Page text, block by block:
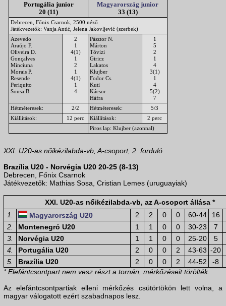
Portugália junior
20 (11)
Magyarország junior
33 (13)
Debrecen, Főnix Csarnok, 2500 néző
Játékvezetők: Vanja Antić, Jelena Jakovljević (szerbek)
Azevedo
Araújo F.
Oliveira D.
Gonçalves
Minciuna
Morais P.
Resende
Periquito
Sousa B.
2
1
4(1)
1
2
1
4(1)
1
4
Pásztor N.
Márton
Tóvizi
Giricz
Lakatos
Klujber
Fodor Cs.
Kuti
Kácsor
Háfra
1
5
2
1
4
3(1)
1
4
5(2)
7
Hétméteresek:
2/2 Hétméteresek:
5/3
Kiállítások:
12 perc Kiállítások:
2 perc
Piros lap: Klujber (azonnal)
XXI. U20-as nőikézilabda-vb, A-csoport, 2. forduló
Brazília U20 - Norvégia U20 20-25 (8-13)
Debrecen, Főnix Csarnok
Játékvezetők: Mathias Sosa, Cristian Lemes (uruguayiak)
XXI. U20-as nőikézilabda-vb, az A-csoport állása *
1.
Magyarország U20 2 2 0 0 60-44
16
2.
Montenegró U20 1 1 0 0 30-23
7
3.
Norvégia U20 1 1 0 0 25-20
5
4.
Portugália U20 2 0 0 2 43-63 -20
5.
Brazília U20 2 0 0 2 44-52
-8
* Elefántcsontpart nem vesz részt a tornán, mérkőzéseit törölték.
Az elefántcsontpartiak elleni mérkőzés csütörtökön lett volna, a
magyar válogatott ezért szabadnapos lesz.